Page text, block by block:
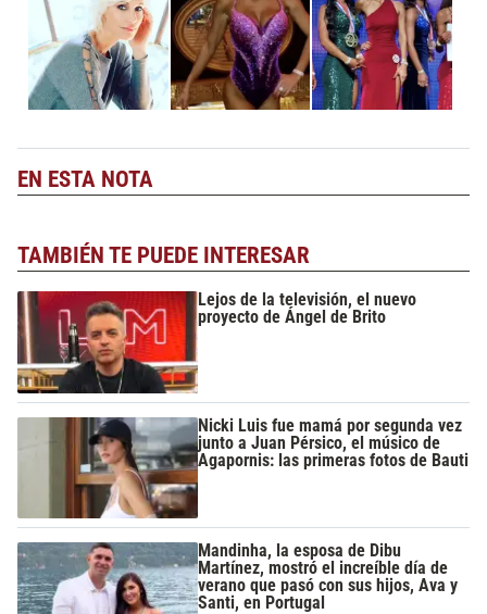
EN ESTA NOTA
TAMBIÉN TE PUEDE INTERESAR
Lejos de la televisión, el nuevo
proyecto de Ángel de Brito
Nicki Luis fue mamá por segunda vez
junto a Juan Pérsico, el músico de
Agapornis: las primeras fotos de Bauti
Mandinha, la esposa de Dibu
Martínez, mostró el increíble día de
verano que pasó con sus hijos, Ava y
Santi, en Portugal